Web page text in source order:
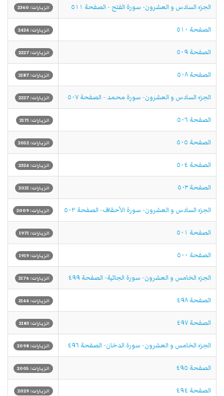
الجزء السادس و العشرون- سورة الفتح - الصفحة ٥١١ الزيارات: 2360
الصفحة ٥١٠ الزيارات: 2424
الصفحة ٥٠٩ الزيارات: 2227
الصفحة ٥٠٨ الزيارات: 2187
الجزء السادس و العشرون- سورة محمد - الصفحة ٥٠٧ الزيارات: 2227
الصفحة ٥٠٦ الزيارات: 2171
الصفحة ٥٠٥ الزيارات: 2052
الصفحة ٥٠٤ الزيارات: 2324
الصفحة ٥٠٣ الزيارات: 2021
الجزء السادس و العشرون- سورة الأحقاف- الصفحة ٥٠٢ الزيارات: 2009
الصفحة ٥٠١ الزيارات: 1971
الصفحة ٥٠٠ الزيارات: 1919
الجزء الخامس و العشرون- سورة الجاثية- الصفحة ٤٩٩ الزيارات: 2176
الصفحة ٤٩٨ الزيارات: 2144
الصفحة ٤٩٧ الزيارات: 2183
الجزء الخامس و العشرون- سورة الدخان- الصفحة ٤٩٦ الزيارات: 2098
الصفحة ٤٩٥ الزيارات: 2005
الصفحة ٤٩٤ الزيارات: 2029